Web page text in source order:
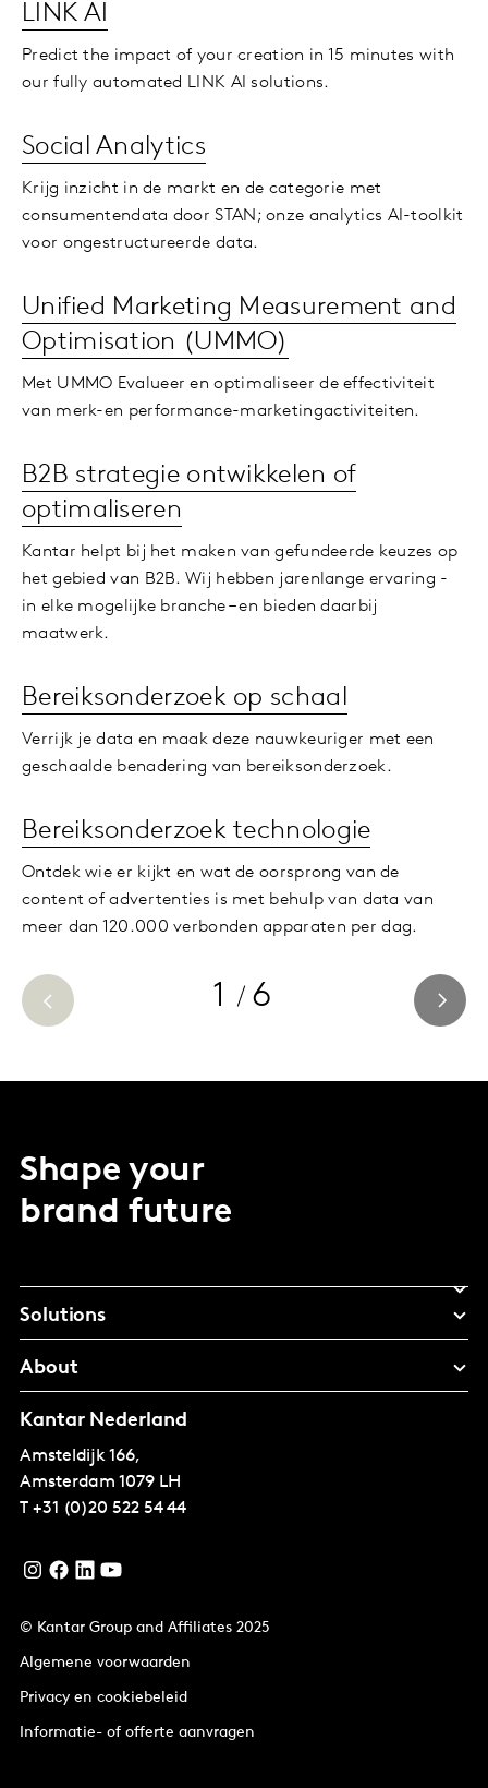
LINK AI
Predict the impact of your creation in 15 minutes with
our fully automated LINK AI solutions.
Social Analytics
Krijg inzicht in de markt en de categorie met
consumentendata door STAN; onze analytics AI-toolkit
voor ongestructureerde data.
Unified Marketing Measurement and
Optimisation (UMMO)
Met UMMO Evalueer en optimaliseer de effectiviteit
van merk-en performance-marketingactiviteiten.
B2B strategie ontwikkelen of
optimaliseren
Kantar helpt bij het maken van gefundeerde keuzes op
het gebied van B2B. Wij hebben jarenlange ervaring -
in elke mogelijke branche – en bieden daarbij
maatwerk.
Bereiksonderzoek op schaal
Verrijk je data en maak deze nauwkeuriger met een
geschaalde benadering van bereiksonderzoek.
Bereiksonderzoek technologie
Ontdek wie er kijkt en wat de oorsprong van de
content of advertenties is met behulp van data van
meer dan 120.000 verbonden apparaten per dag.
1 6
Shape your
brand future
Solutions
About
Kantar Nederland
Amsteldijk 166,
Amsterdam 1079 LH
T +31 (0)20 522 54 44
© Kantar Group and Affiliates 2025
Algemene voorwaarden
Privacy en cookiebeleid
Informatie- of offerte aanvragen